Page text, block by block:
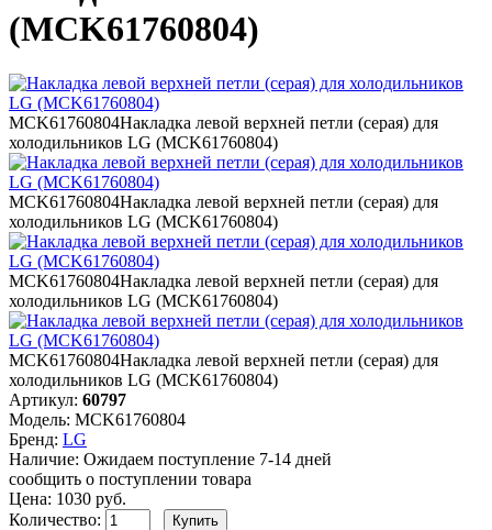
(MCK61760804)
MCK61760804Накладка левой верхней петли (серая) для
холодильников LG (MCK61760804)
MCK61760804Накладка левой верхней петли (серая) для
холодильников LG (MCK61760804)
MCK61760804Накладка левой верхней петли (серая) для
холодильников LG (MCK61760804)
MCK61760804Накладка левой верхней петли (серая) для
холодильников LG (MCK61760804)
Артикул: 60797
Модель: MCK61760804
Бренд: LG
Наличие: Ожидаем поступление 7-14 дней
сообщить о поступлении товара
Цена: 1030 руб.
Количество: